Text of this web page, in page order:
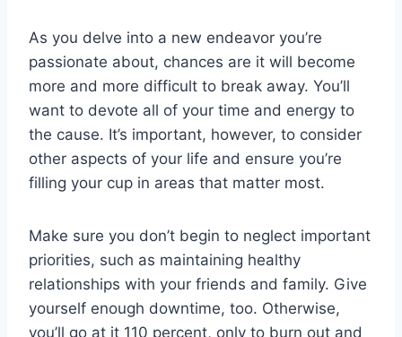
As you delve into a new endeavor you’re
passionate about, chances are it will become
more and more difficult to break away. You’ll
want to devote all of your time and energy to
the cause. It’s important, however, to consider
other aspects of your life and ensure you’re
filling your cup in areas that matter most.
Make sure you don’t begin to neglect important
priorities, such as maintaining healthy
relationships with your friends and family. Give
yourself enough downtime, too. Otherwise,
you’ll go at it 110 percent, only to burn out and